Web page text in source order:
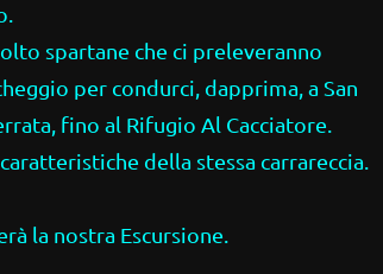
spartane che ci preleveranno
per condurci, dapprima, a San
fino al Rifugio Al Cacciatore.
della stessa carrareccia.
la nostra Escursione.